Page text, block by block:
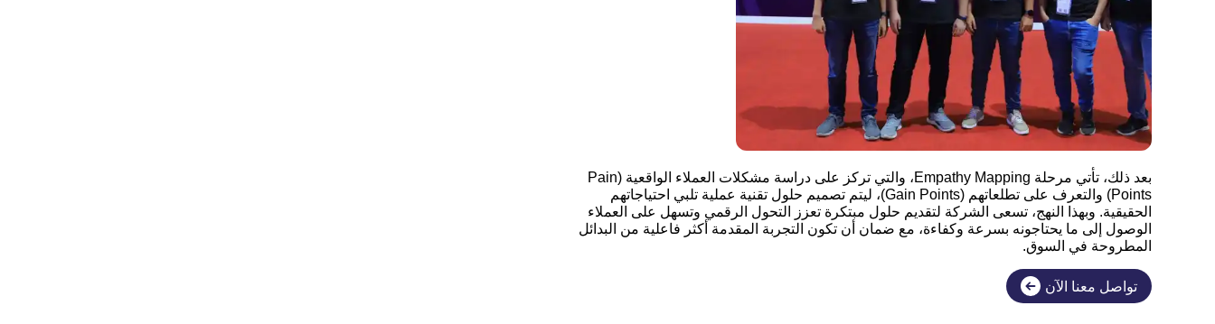
بعد ذلك، تأتي مرحلة Empathy Mapping، والتي تركز على دراسة مشكلات العملاء الواقعية (Pain
Points) والتعرف على تطلعاتهم (Gain Points)، ليتم تصميم حلول تقنية عملية تلبي احتياجاتهم
الحقيقية. وبهذا النهج، تسعى الشركة لتقديم حلول مبتكرة تعزز التحول الرقمي وتسهل على العملاء
الوصول إلى ما يحتاجونه بسرعة وكفاءة، مع ضمان أن تكون التجربة المقدمة أكثر فاعلية من البدائل
المطروحة في السوق.
تواصل معنا الآن